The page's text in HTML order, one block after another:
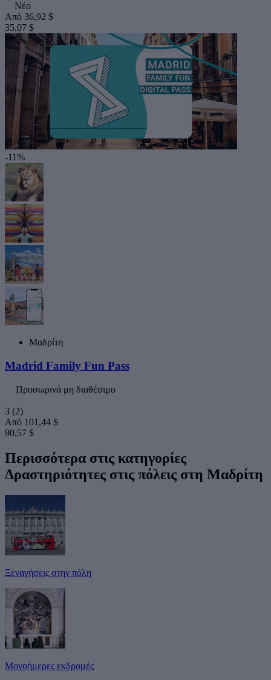
Νέο
Από 36,92 $
35,07 $
-11%
Μαδρίτη
Madrid Family Fun Pass
Προσωρινά μη διαθέσιμο
3 (2)
Από 101,44 $
90,57 $
Περισσότερα στις κατηγορίες
Δραστηριότητες στις πόλεις στη Μαδρίτη
Ξεναγήσεις στην πόλη
Μονοήμερες εκδρομές